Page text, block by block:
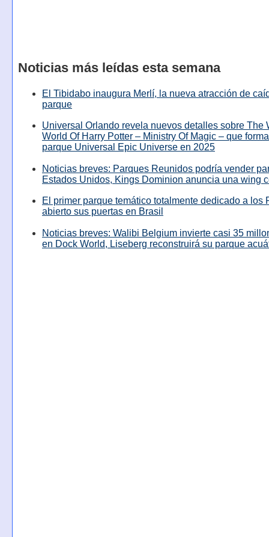
Noticias más leídas esta semana
El Tibidabo inaugura Merlí, la nueva atracción de
parque
Universal Orlando revela nuevos detalles sobre The
World Of Harry Potter – Ministry Of Magic – que
parque Universal Epic Universe en 2025
Noticias breves: Parques Reunidos podría vender
Estados Unidos, Kings Dominion anuncia una wing
El primer parque temático totalmente dedicado a los
abierto sus puertas en Brasil
Noticias breves: Walibi Belgium invierte casi 35
en Dock World, Liseberg reconstruirá su parque